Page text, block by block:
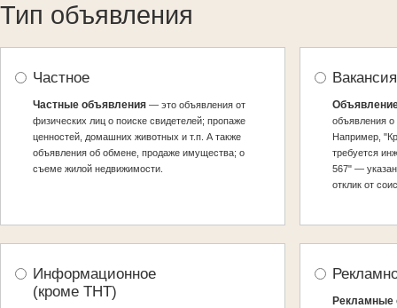
Тип объявления
Частное
Частные объявления — это объявления от
физических лиц о поиске свидетелей; пропаже
ценностей, домашних животных и т.п. А также
объявления об обмене, продаже имущества; о
съеме жилой недвижимости.
Вакансия
объявления о
Например,
требуется
567" —
отклик от
Информационное
(кроме ТНТ)
Рекламные